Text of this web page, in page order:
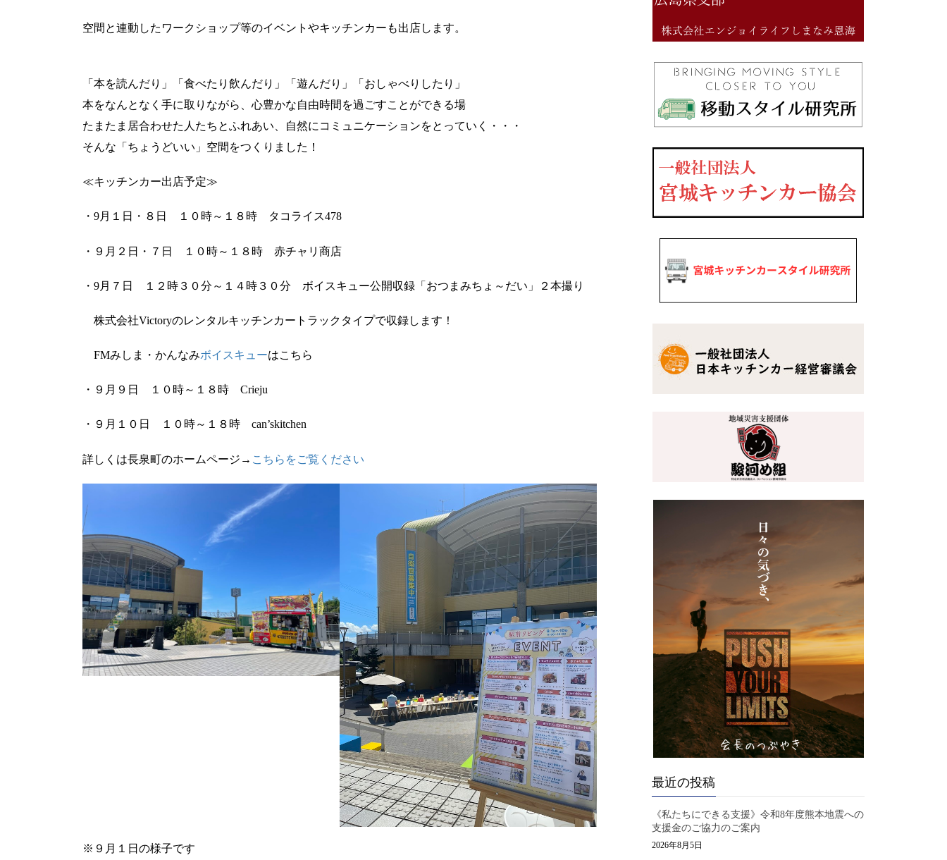
空間と連動したワークショップ等のイベントやキッチンカーも出店します。
「本を読んだり」「食べたり飲んだり」「遊んだり」「おしゃべりしたり」
本をなんとなく手に取りながら、心豊かな自由時間を過ごすことができる場
たまたま居合わせた人たちとふれあい、自然にコミュニケーションをとっていく・・・
そんな「ちょうどいい」空間をつくりました！
≪キッチンカー出店予定≫
・9月１日・８日 １０時～１８時 タコライス478
・９月２日・７日 １０時～１８時 赤チャリ商店
・9月７日 １２時３０分～１４時３０分 ボイスキュー公開収録「おつまみちょ～だい」２本撮り
株式会社Victoryのレンタルキッチンカートラックタイプで収録します！
FMみしま・かんなみボイスキューはこちら
・９月９日 １０時～１８時 Crieju
・９月１０日 １０時～１８時 can’skitchen
詳しくは長泉町のホームページ→ こちらをご覧ください
※９月１日の様子です
最近の投稿
《私たちにできる支援》令和8年度熊本地震への
支援金のご協力のご案内
2026年8月5日